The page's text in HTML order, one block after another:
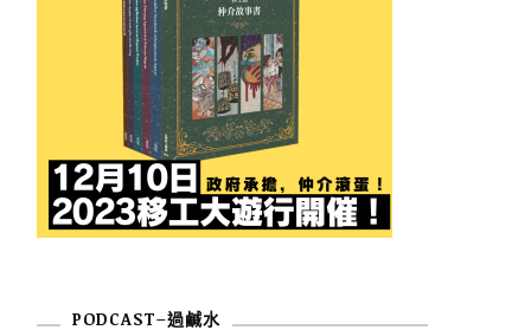
PODCAST–過鹹水